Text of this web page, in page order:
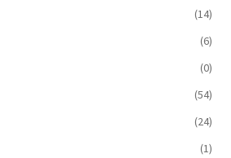
(14)
(6)
(0)
(54)
(24)
(1)